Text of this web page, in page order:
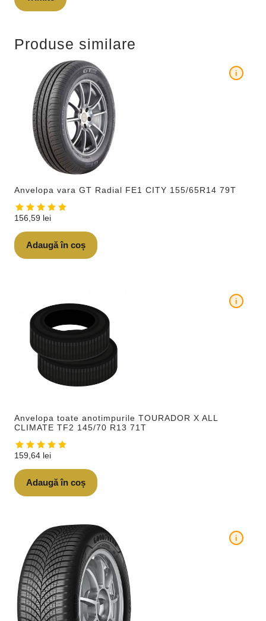
Produse similare
Anvelopa vara GT Radial FE1 CITY 155/65R14 79T
i
156,59 lei
Adaugă în coș
Anvelopa toate anotimpurile TOURADOR X ALL
CLIMATE TF2 145/70 R13 71T
i
159,64 lei
Adaugă în coș
i